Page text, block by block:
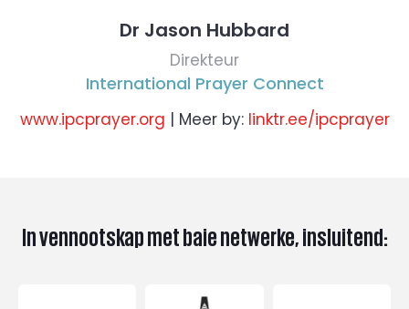
Dr Jason Hubbard
Direkteur
International Prayer Connect
www.ipcprayer.org | Meer by: linktr.ee/ipcprayer
In vennootskap met baie netwerke, insluitend: